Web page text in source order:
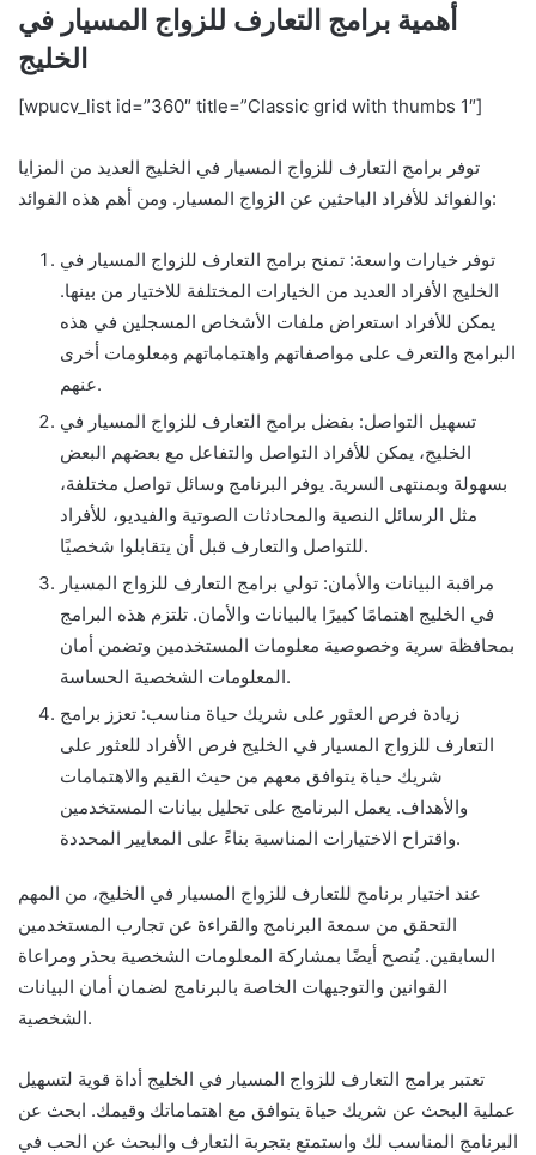
أهمية برامج التعارف للزواج المسيار في
الخليج
[wpucv_list id=”360″ title=”Classic grid with thumbs 1″]
توفر برامج التعارف للزواج المسيار في الخليج العديد من المزايا
والفوائد للأفراد الباحثين عن الزواج المسيار. ومن أهم هذه الفوائد:
توفر خيارات واسعة: تمنح برامج التعارف للزواج المسيار في
الخليج الأفراد العديد من الخيارات المختلفة للاختيار من بينها.
يمكن للأفراد استعراض ملفات الأشخاص المسجلين في هذه
البرامج والتعرف على مواصفاتهم واهتماماتهم ومعلومات أخرى
عنهم.
تسهيل التواصل: بفضل برامج التعارف للزواج المسيار في
الخليج، يمكن للأفراد التواصل والتفاعل مع بعضهم البعض
بسهولة وبمنتهى السرية. يوفر البرنامج وسائل تواصل مختلفة،
مثل الرسائل النصية والمحادثات الصوتية والفيديو، للأفراد
للتواصل والتعارف قبل أن يتقابلوا شخصيًا.
مراقبة البيانات والأمان: تولي برامج التعارف للزواج المسيار
في الخليج اهتمامًا كبيرًا بالبيانات والأمان. تلتزم هذه البرامج
بمحافظة سرية وخصوصية معلومات المستخدمين وتضمن أمان
المعلومات الشخصية الحساسة.
زيادة فرص العثور على شريك حياة مناسب: تعزز برامج
التعارف للزواج المسيار في الخليج فرص الأفراد للعثور على
شريك حياة يتوافق معهم من حيث القيم والاهتمامات
والأهداف. يعمل البرنامج على تحليل بيانات المستخدمين
واقتراح الاختيارات المناسبة بناءً على المعايير المحددة.
عند اختيار برنامج للتعارف للزواج المسيار في الخليج، من المهم
التحقق من سمعة البرنامج والقراءة عن تجارب المستخدمين
السابقين. يُنصح أيضًا بمشاركة المعلومات الشخصية بحذر ومراعاة
القوانين والتوجيهات الخاصة بالبرنامج لضمان أمان البيانات
الشخصية.
تعتبر برامج التعارف للزواج المسيار في الخليج أداة قوية لتسهيل
عملية البحث عن شريك حياة يتوافق مع اهتماماتك وقيمك. ابحث عن
البرنامج المناسب لك واستمتع بتجربة التعارف والبحث عن الحب في